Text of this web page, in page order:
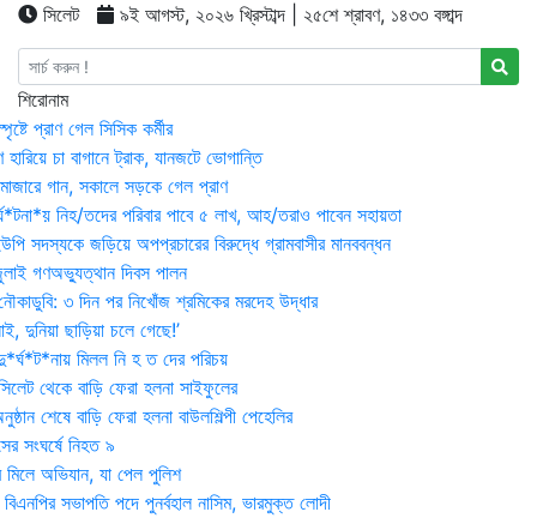
সিলেট ৯ই আগস্ট, ২০২৬ খ্রিস্টাব্দ | ২৫শে শ্রাবণ, ১৪৩৩ বঙ্গাব্দ
শিরোনাম
প্রাণ গেল সিসিক কর্মীর
হারিয়ে চা বাগানে ট্রাক, যানজটে ভোগান্তি
গান, সকালে সড়কে গেল প্রাণ
নিহ/তদের পরিবার পাবে ৫ লাখ, আহ/তরাও পাবেন সহায়তা
সদস্যকে জড়িয়ে অপপ্রচারের বিরুদ্ধে গ্রামবাসীর মানববন্ধন
গণঅভ্যুত্থান দিবস পালন
৩ দিন পর নিখোঁজ শ্রমিকের মরদেহ উদ্ধার
দুনিয়া ছাড়িয়া চলে গেছে!’
মিলল নি হ ত দের পরিচয়
থেকে বাড়ি ফেরা হলনা সাইফুলের
শেষে বাড়ি ফেরা হলনা বাউলশিল্পী পেহেলির
সংঘর্ষে নিহত ৯
মিলে অভিযান, যা পেল পুলিশ
সভাপতি পদে পুনর্বহাল নাসিম, ভারমুক্ত লোদী